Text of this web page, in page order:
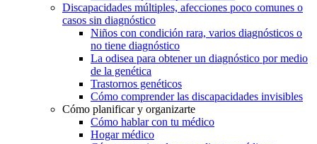
Discapacidades múltiples, afecciones poco comunes o
casos sin diagnóstico
Niños con condición rara, varios diagnósticos o
no tiene diagnóstico
La odisea para obtener un diagnóstico por medio
de la genética
Trastornos genéticos
Cómo comprender las discapacidades invisibles
Cómo planificar y organizarte
Cómo hablar con tu médico
Hogar médico